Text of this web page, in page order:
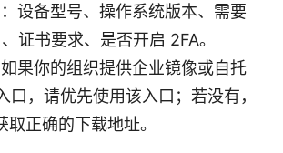
设备型号、操作系统版本、需要
证书要求、是否开启 2FA。
果你的组织提供企业镜像或自托
口，请优先使用该入口；若没有，
正确的下载地址。